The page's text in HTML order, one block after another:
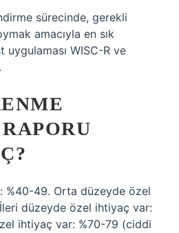
sürecinde, gerekli
amacıyla en sık
uygulaması WISC-R ve
%40-49. Orta düzeyde özel
düzeyde özel ihtiyaç var:
ihtiyaç var: %70-79 (ciddi